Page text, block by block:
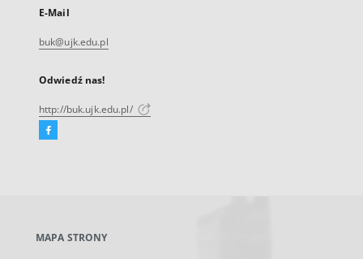
E-Mail
buk@ujk.edu.pl
Odwiedź nas!
http://buk.ujk.edu.pl/
Facebook
karcie
MAPA STRONY